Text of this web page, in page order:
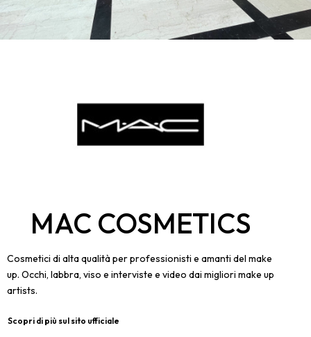
MAC COSMETICS
Cosmetici di alta qualità per professionisti e amanti del make
up. Occhi, labbra, viso e interviste e video dai migliori make up
artists.
Scopri di più sul sito ufficiale